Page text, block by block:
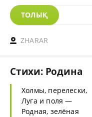
ТОЛЫҚ
ZHARAR
Стихи: Родина
Холмы, перелески,
Луга и поля —
Родная, зелёная